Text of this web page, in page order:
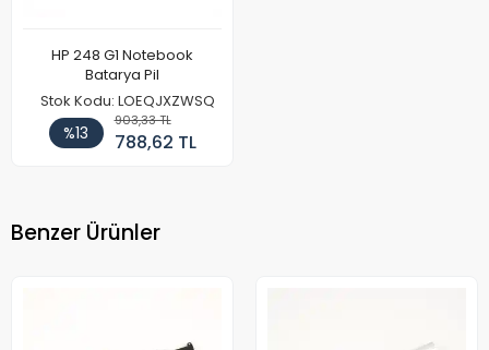
HP 248 G1 Notebook
Batarya Pil
Stok Kodu: LOEQJXZWSQ
%13
903,33 TL
788,62 TL
Benzer Ürünler